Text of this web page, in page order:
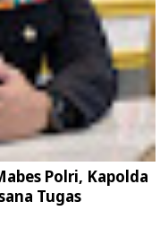
Polri, Kapolda
Tugas